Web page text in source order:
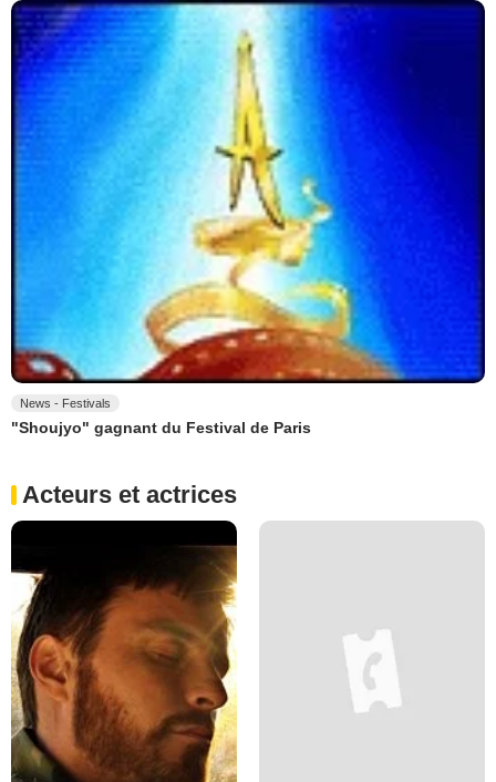
News - Festivals
"Shoujyo" gagnant du Festival de Paris
Acteurs et actrices